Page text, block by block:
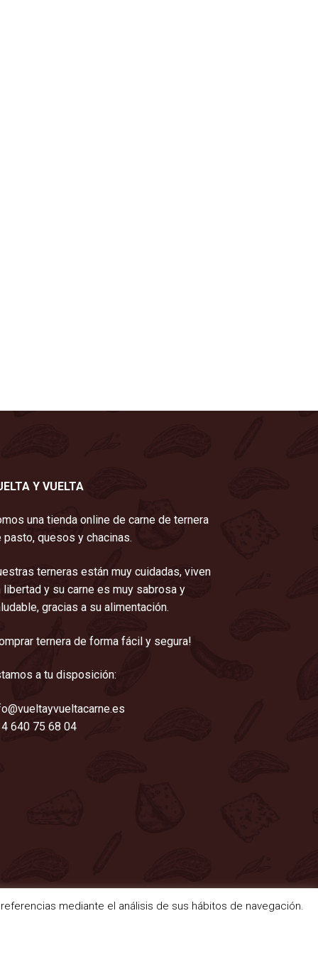
Y VUELTA
una tienda online de carne de ternera
pasto, quesos y chacinas.
terneras están muy cuidadas, viven
libertad y su carne es muy sabrosa y
gracias a su alimentación.
ternera de forma fácil y segura!
a tu disposición:
640 75 68 04
mediante el análisis de sus hábitos de navegación.